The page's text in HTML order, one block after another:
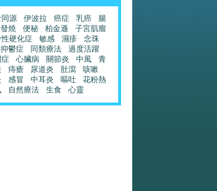
源 伊波拉 癌症 乳癌
腸
發燒
便秘 柏金遜
子宮肌瘤
硬化症
敏感 濕疹
念珠
抑鬱症
同類療法
過度活躍
心臟病 關節炎 中風
青
痔瘡 尿道炎 肚瀉
咳嗽
感冒 中耳炎 嘔吐
花粉熱
自然療法 生食 心靈